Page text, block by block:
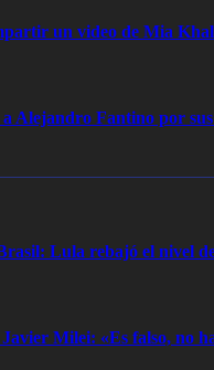
un video de Mia
Alejandro Fantino por sus
Lula rebajó el nivel
Milei: «Es falso, no